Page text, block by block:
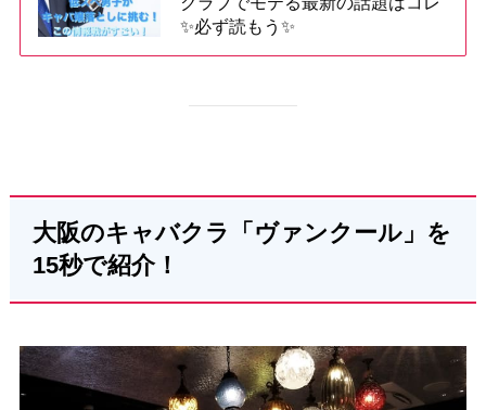
✨必ず読もう✨
大阪のキャバクラ「ヴァンクール」を
15秒で紹介！